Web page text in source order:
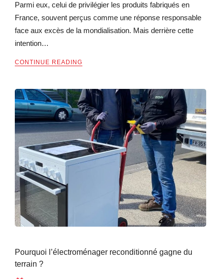
Parmi eux, celui de privilégier les produits fabriqués en
France, souvent perçus comme une réponse responsable
face aux excès de la mondialisation. Mais derrière cette
intention…
CONTINUE READING
Pourquoi l’électroménager reconditionné gagne du
terrain ?